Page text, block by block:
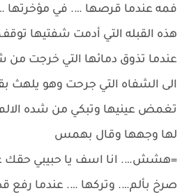
فمه عندما قرصها …. في مؤخرتها
هذه القبله التي أدمت شفتيها
عندما تذوق دمائها التي خرجت من
الى الشفاه التي جرحت وهو يلهث
تغمض عينيها وتبكي من شده
لها وجهها وقال بهمس
=هشش…. انا اسف يا حبيبي حقك
صرخ بألم…. وتركها …. عندما رفع